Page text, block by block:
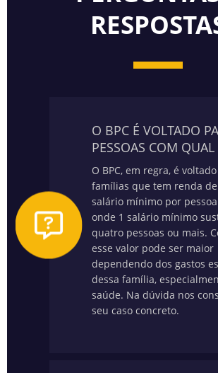
O BPC É VOLTADO
PESSOAS COM
O BPC, em regra, é
famílias que tem renda
salário mínimo por
onde 1 salário mínimo
quatro pessoas ou mais.
esse valor pode ser maior
dependendo dos gastos
dessa família,
saúde. Na dúvida nos
seu caso concreto.